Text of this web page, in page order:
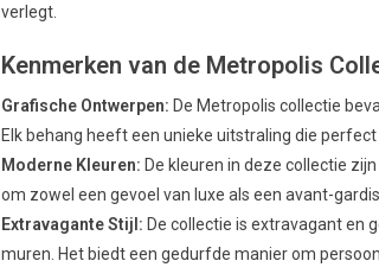
verlegt.
Kenmerken van de Metropolis
Grafische Ontwerpen: De Metropolis collectie
Elk behang heeft een unieke uitstraling die
Moderne Kleuren: De kleuren in deze collectie
om zowel een gevoel van luxe als een avant-
Extravagante Stijl: De collectie is extravagant en
muren. Het biedt een gedurfde manier om